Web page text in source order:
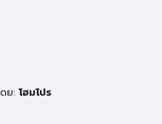
ย: โฮมโปร